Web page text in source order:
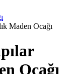
Maden Ocağı
Ocağı